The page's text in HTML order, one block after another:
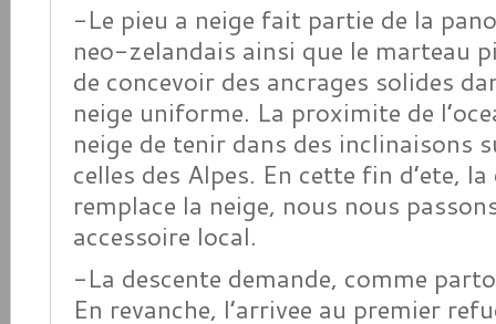
-Le pieu a neige fait partie de la
neo-zelandais ainsi que le marteau
de concevoir des ancrages solides
neige uniforme. La proximite de
neige de tenir dans des inclinaisons
celles des Alpes. En cette fin d’ete,
remplace la neige, nous nous
accessoire local.
-La descente demande, comme
En revanche, l’arrivee au premier